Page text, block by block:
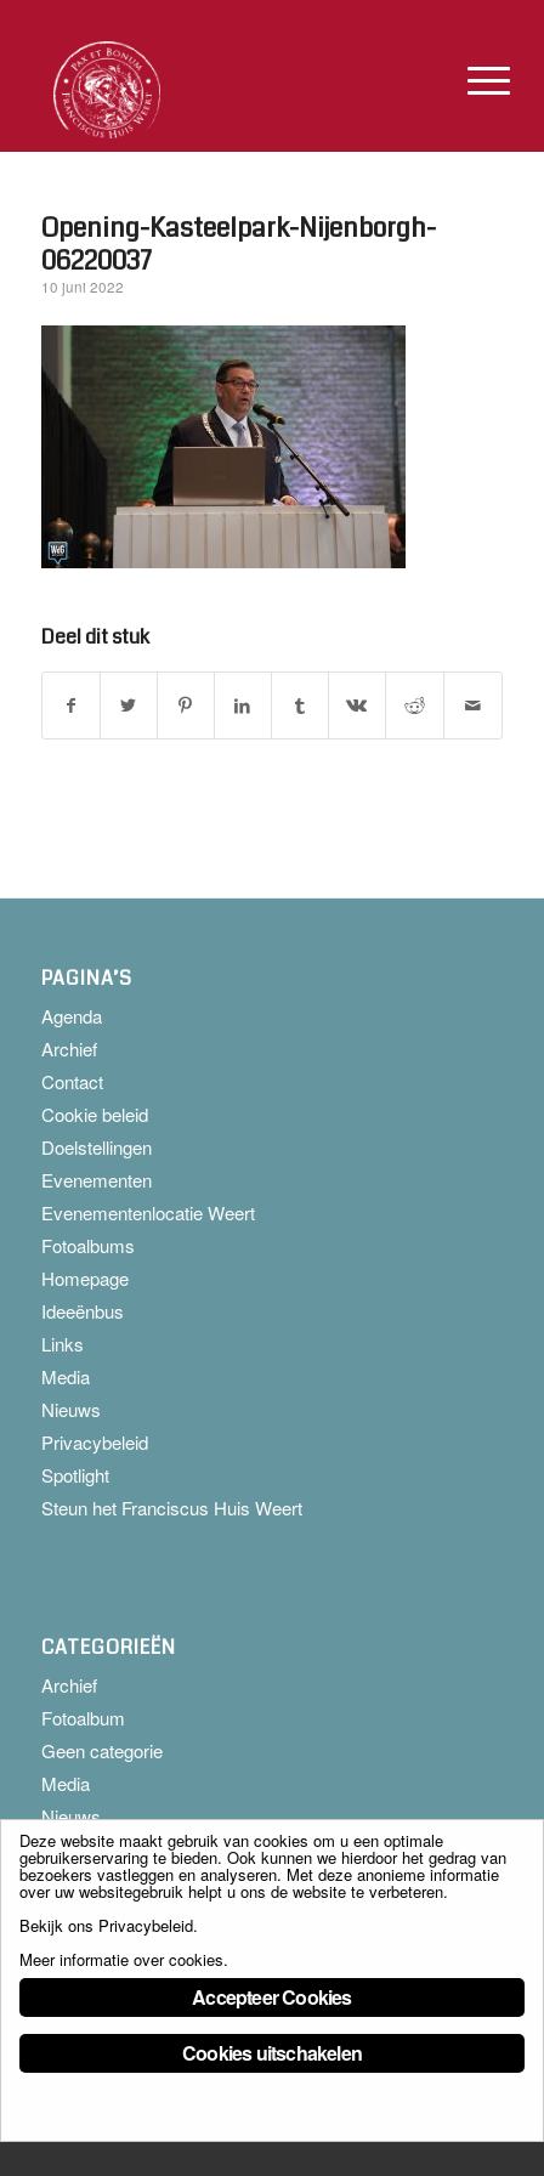
Opening-Kasteelpark-Nijenborgh-
06220037
10 juni 2022
Deel dit stuk
PAGINA’S
Agenda
Archief
Contact
Cookie beleid
Doelstellingen
Evenementen
Evenementenlocatie Weert
Fotoalbums
Homepage
Ideeënbus
Links
Media
Nieuws
Privacybeleid
Spotlight
Steun het Franciscus Huis Weert
CATEGORIEËN
Archief
Fotoalbum
Geen categorie
Media
Nieuws
© Copyright - Franciscus Huis Weert B.V. - webdesign:
Deze website maakt gebruik van cookies om u een optimale
gebruikerservaring te bieden. Ook kunnen we hierdoor het gedrag van
bezoekers vastleggen en analyseren. Met deze anonieme informatie
over uw websitegebruik helpt u ons de website te verbeteren.
Bekijk ons Privacybeleid.
Meer informatie over cookies.
Accepteer Cookies
Cookies uitschakelen